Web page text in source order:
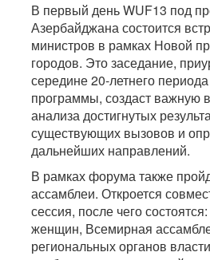
В первый день WUF13 под
Азербайджана состоится
министров в рамках Новой
городов. Это заседание,
середине 20-летнего
программы, создаст важную
анализа достигнутых
существующих вызовов и
дальнейших направлений.
В рамках форума также
ассамблеи. Откроется
сессия, после чего
женщин, Всемирная
региональных органов